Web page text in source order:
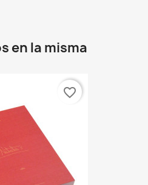
en la misma
favorite_border